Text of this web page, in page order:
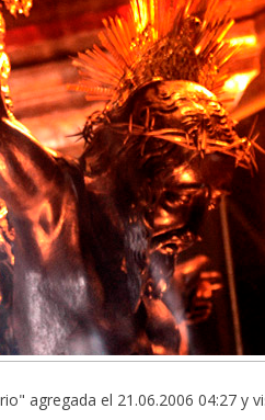
agregada el 21.06.2006 04:27 y